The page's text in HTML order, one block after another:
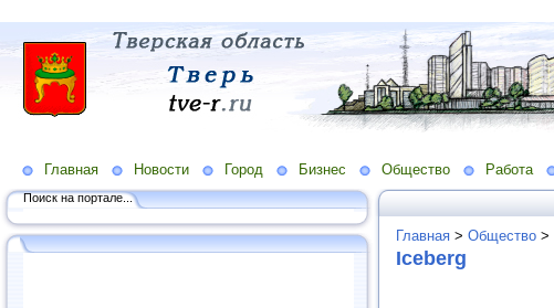
Главная Новости Город Бизнес Общество Работа
Поиск на портале...
Главная > Общество >
Iceberg